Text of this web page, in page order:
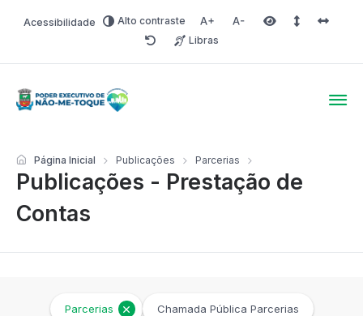
Acessibilidade Alto contraste Aumentar fonte
Diminuir fonteÁrea selecionada
Espaço
RedefinirLibras
Publicações - Prestação de
Contas
Página Inicial Publicações Parcerias
Parcerias Chamada Pública Parcerias